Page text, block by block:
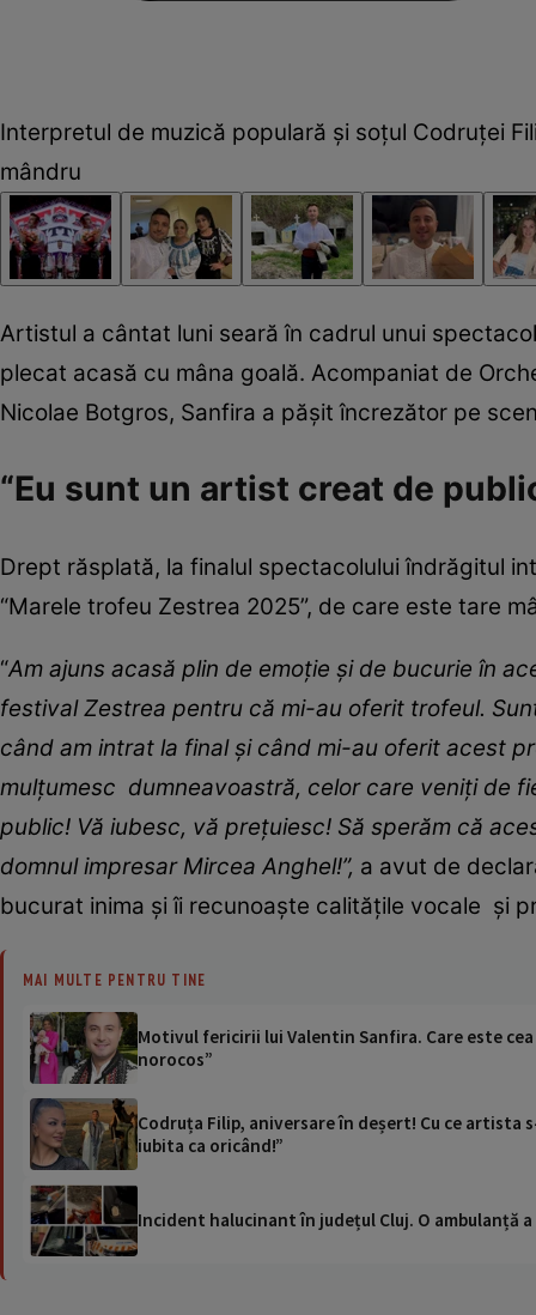
Interpretul de muzică populară și soțul Codruței
mândru
Artistul a cântat luni seară în cadrul unui
plecat acasă cu mâna goală. Acompaniat de
Nicolae Botgros, Sanfira a pășit încrezător pe
“Eu sunt un artist creat de
Drept răsplată, la finalul spectacolului îndrăgitul
“Marele trofeu Zestrea 2025”, de care este tare
“Am ajuns acasă plin de emoție și de bucurie în
festival Zestrea pentru că mi-au oferit trofeul.
când am intrat la final și când mi-au oferit acest
mulțumesc dumneavoastră, celor care veniți de
public! Vă iubesc, vă prețuiesc! Să sperăm că
domnul impresar Mircea Anghel!”, a avut de
bucurat inima și îi recunoaște calitățile vocale și
MAI MULTE PENTRU TINE
Motivul fericirii lui Valentin Sanfira. Care este
norocos”
Codruța Filip, aniversare în deșert! Cu ce artista
iubita ca oricând!”
Incident halucinant în județul Cluj. O ambulanță